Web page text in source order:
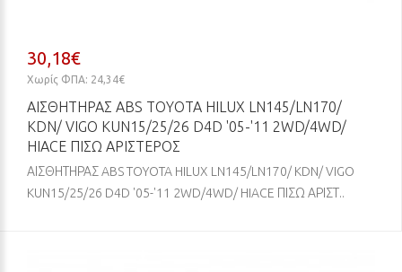
30,18€
Χωρίς ΦΠΑ: 24,34€
ΑΙΣΘΗΤΗΡΑΣ ABS TOYOTA HILUX LN145/LN170/
KDN/ VIGO KUN15/25/26 D4D '05-'11 2WD/4WD/
HIACE ΠΙΣΩ ΑΡΙΣΤΕΡΟΣ
ΑΙΣΘΗΤΗΡΑΣ ABS TOYOTA HILUX LN145/LN170/ KDN/ VIGO
KUN15/25/26 D4D '05-'11 2WD/4WD/ HIACE ΠΙΣΩ ΑΡΙΣΤ..